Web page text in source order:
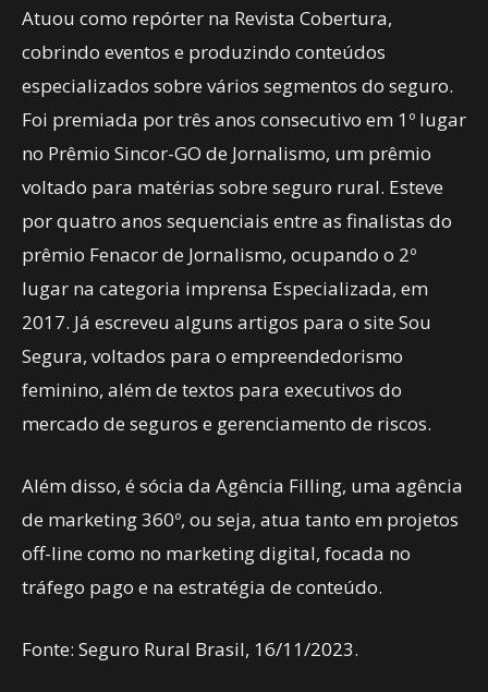
Atuou como repórter na Revista Cobertura,
cobrindo eventos e produzindo conteúdos
especializados sobre vários segmentos do seguro.
Foi premiada por três anos consecutivo em 1º lugar
no Prêmio Sincor-GO de Jornalismo, um prêmio
voltado para matérias sobre seguro rural. Esteve
por quatro anos sequenciais entre as finalistas do
prêmio Fenacor de Jornalismo, ocupando o 2º
lugar na categoria imprensa Especializada, em
2017. Já escreveu alguns artigos para o site Sou
Segura, voltados para o empreendedorismo
feminino, além de textos para executivos do
mercado de seguros e gerenciamento de riscos.
Além disso, é sócia da Agência Filling, uma agência
de marketing 360º, ou seja, atua tanto em projetos
off-line como no marketing digital, focada no
tráfego pago e na estratégia de conteúdo.
Fonte: Seguro Rural Brasil, 16/11/2023.